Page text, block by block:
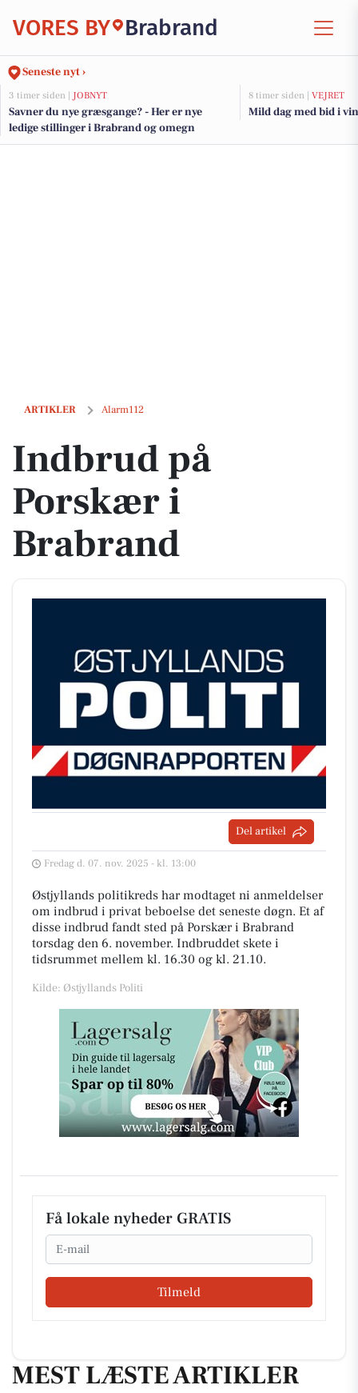
VORES BY Brabrand
Seneste nyt ›
3 timer siden | JOBNYT
Savner du nye græsgange? - Her er nye
ledige stillinger i Brabrand og omegn
8 timer siden | VEJRET
Mild dag med bid i
ARTIKLER Alarm112
Indbrud på Porskær i Brabrand
Indbrud på
Porskær i
Brabrand
Del artikel
Fredag d. 07. nov. 2025 - kl. 13:00
Østjyllands politikreds har modtaget ni anmeldelser
om indbrud i privat beboelse det seneste døgn. Et af
disse indbrud fandt sted på Porskær i Brabrand
torsdag den 6. november. Indbruddet skete i
tidsrummet mellem kl. 16.30 og kl. 21.10.
Kilde: Østjyllands Politi
Få lokale nyheder GRATIS
Email
Tilmeld
MEST LÆSTE ARTIKLER